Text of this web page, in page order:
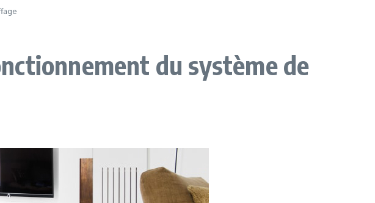
du système de